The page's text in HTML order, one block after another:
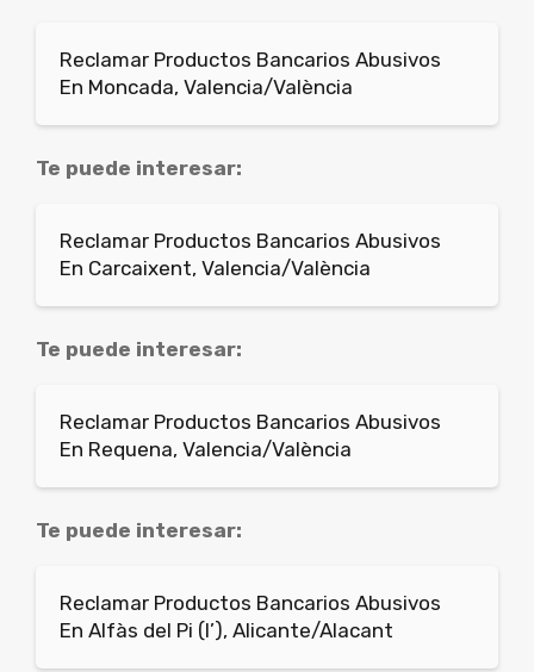
Reclamar Productos Bancarios Abusivos
En Moncada, Valencia/València
Te puede interesar:
Reclamar Productos Bancarios Abusivos
En Carcaixent, Valencia/València
Te puede interesar:
Reclamar Productos Bancarios Abusivos
En Requena, Valencia/València
Te puede interesar:
Reclamar Productos Bancarios Abusivos
En Alfàs del Pi (l’), Alicante/Alacant